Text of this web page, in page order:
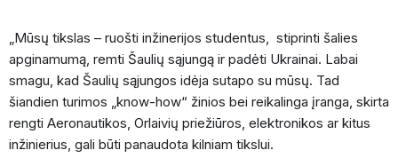
„Mūsų tikslas – ruošti inžinerijos studentus, stiprinti šalies
apginamumą, remti Šaulių sąjungą ir padėti Ukrainai. Labai
smagu, kad Šaulių sąjungos idėja sutapo su mūsų. Tad
šiandien turimos „know-how“ žinios bei reikalinga įranga, skirta
rengti Aeronautikos, Orlaivių priežiūros, elektronikos ar kitus
inžinierius, gali būti panaudota kilniam tikslui.